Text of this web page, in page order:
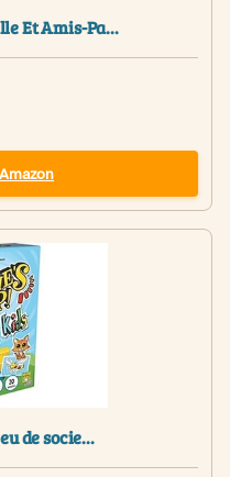
Et Amis-Pa...
de socie...